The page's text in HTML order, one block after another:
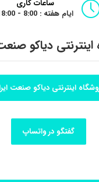
ساعات کاری
ایام هفته : 8:00 - 18:00
دیاکو
اینترنتی دیاکو صنعت
گفتگو در واتساپ